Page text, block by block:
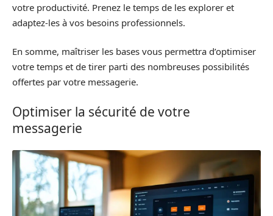
votre productivité. Prenez le temps de les explorer et
adaptez-les à vos besoins professionnels.
En somme, maîtriser les bases vous permettra d’optimiser
votre temps et de tirer parti des nombreuses possibilités
offertes par votre messagerie.
Optimiser la sécurité de votre
messagerie